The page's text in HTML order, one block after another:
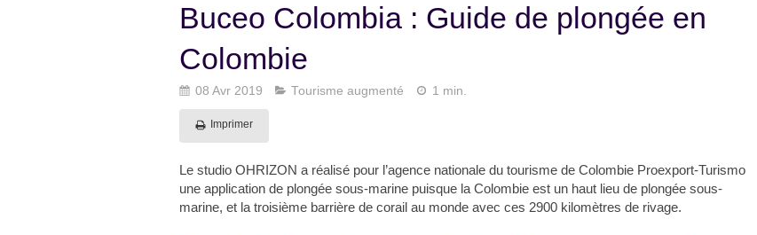
Buceo Colombia : Guide de plongée en
Colombie
08 Avr 2019 Tourisme augmenté 1 min.
Imprimer
Le studio OHRIZON a réalisé pour l’agence nationale du tourisme de Colombie Proexport-Turismo
une application de plongée sous-marine puisque la Colombie est un haut lieu de plongée sous-
marine, et la troisième barrière de corail au monde avec ces 2900 kilomètres de rivage.